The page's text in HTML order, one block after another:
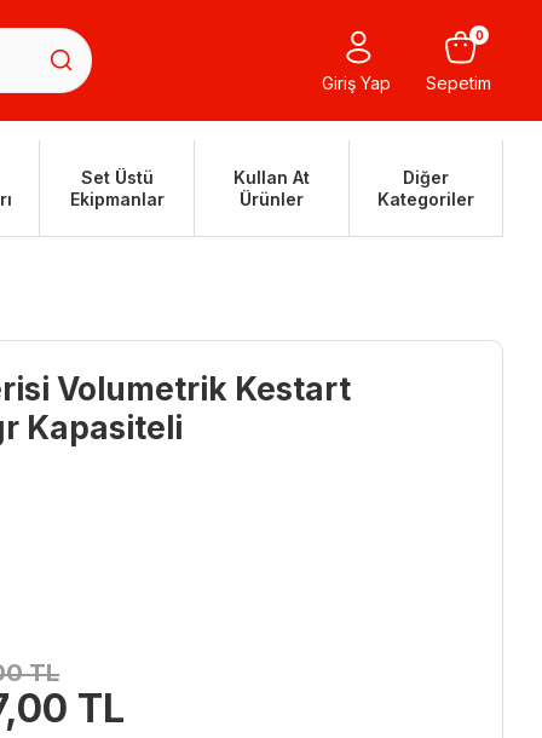
Giriş Yap Sepetim
0
Set Üstü
Ekipmanlar
Kullan At
Ürünler
Diğer
Kategoriler
Volumetrik Kestart
Kapasiteli
TL
TL